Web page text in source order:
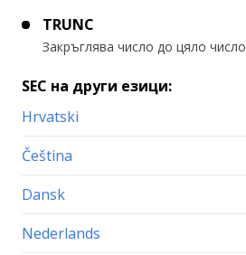
TRUNC
Закръглява число до цяло число
SEC на други езици:
Hrvatski
Čeština
Dansk
Nederlands